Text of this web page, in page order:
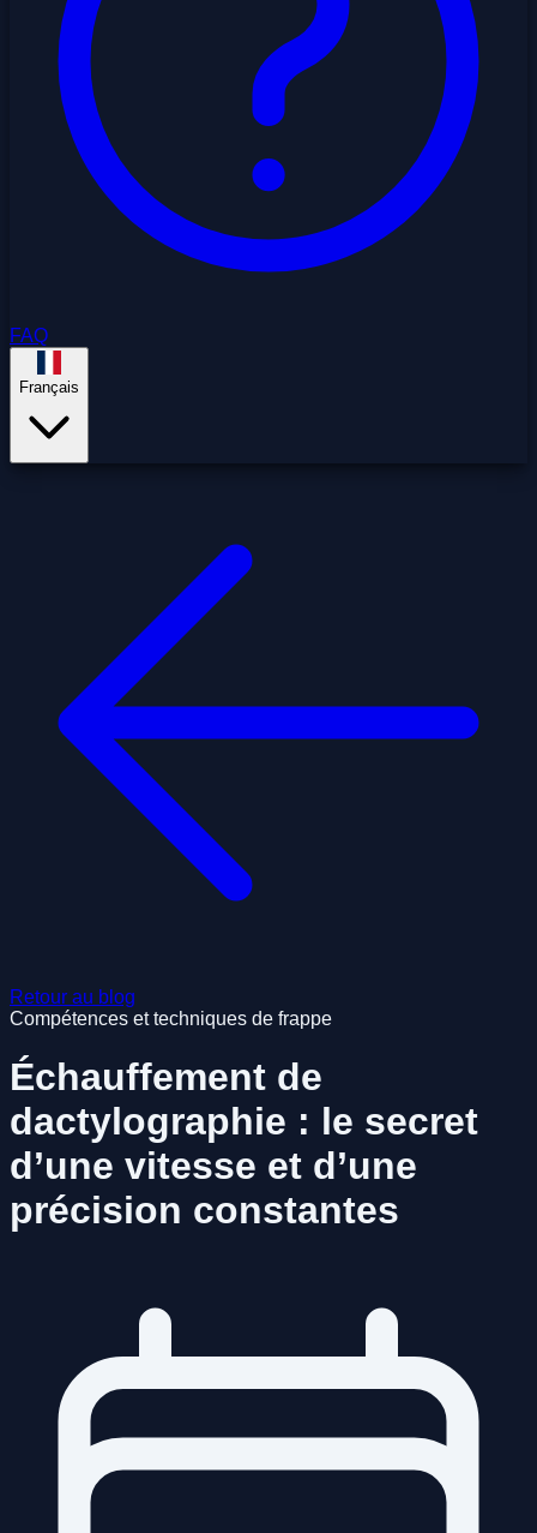
FAQ
Français
Retour au blog
Compétences et techniques de frappe
Échauffement de
dactylographie : le secret
d’une vitesse et d’une
précision constantes